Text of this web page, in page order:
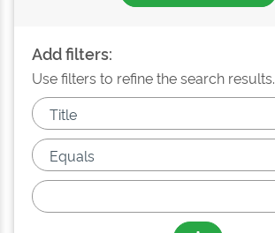
Add filters:
Use filters to refine the search results.